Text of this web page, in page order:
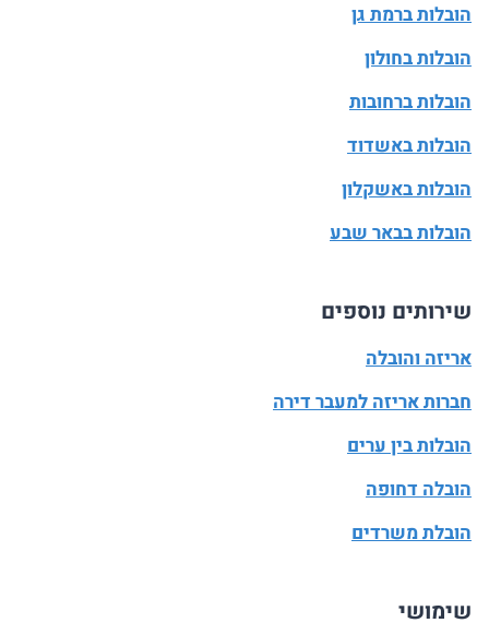
הובלות ברמת גן
הובלות בחולון
הובלות ברחובות
הובלות באשדוד
הובלות באשקלון
הובלות בבאר שבע
שירותים נוספים
אריזה והובלה
חברות אריזה למעבר דירה
הובלות בין ערים
הובלה דחופה
הובלת משרדים
שימושי